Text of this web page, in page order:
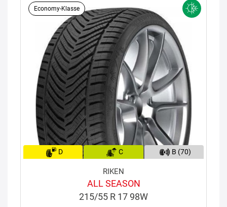
Economy-Klasse
D C B (70)
RIKEN
ALL SEASON
215/55 R 17 98W